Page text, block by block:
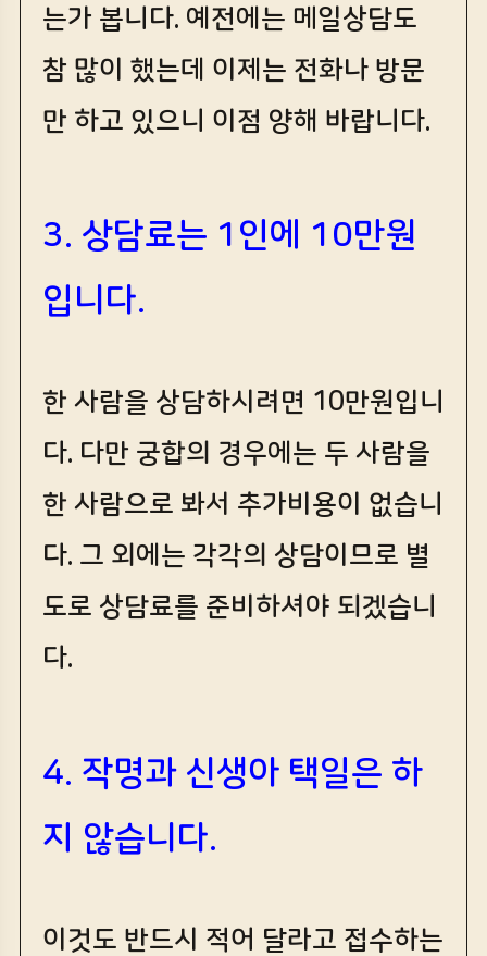
는가 봅니다. 예전에는 메일상담도
참 많이 했는데 이제는 전화나 방문
만 하고 있으니 이점 양해 바랍니다.
3. 상담료는 1인에 10만원
입니다.
한 사람을 상담하시려면 10만원입니
다. 다만 궁합의 경우에는 두 사람을
한 사람으로 봐서 추가비용이 없습니
다. 그 외에는 각각의 상담이므로 별
도로 상담료를 준비하셔야 되겠습니
다.
4. 작명과 신생아 택일은 하
지 않습니다.
이것도 반드시 적어 달라고 접수하는